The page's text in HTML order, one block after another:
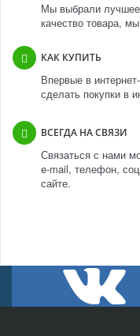
Мы выбрали
качество товара,
КАК КУПИТЬ
Впервые в
сделать покупки в
ВСЕГДА НА СВЯЗИ
Связаться с нами
e-mail, телефон,
сайте.